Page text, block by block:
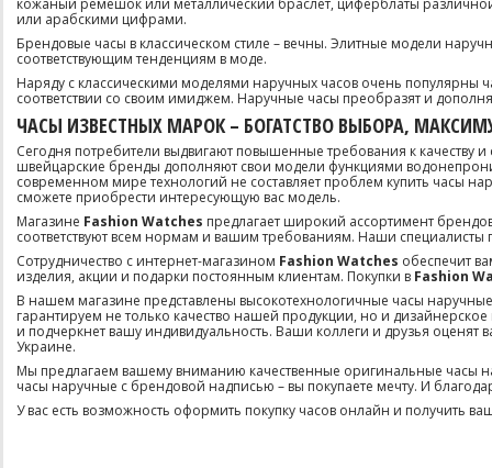
кожаный ремешок или металлический браслет, циферблаты
или арабскими цифрами.
Брендовые часы в классическом стиле – вечны. Элитные модели
соответствующим тенденциям в моде.
Наряду с классическими моделями наручных часов очень популярны
соответствии со своим имиджем. Наручные часы преобразят и
ЧАСЫ ИЗВЕСТНЫХ МАРОК – БОГАТСТВО ВЫБОРА,
Сегодня потребители выдвигают повышенные требования к
швейцарские бренды дополняют свои модели функциями
современном мире технологий не составляет проблем купить часы
сможете приобрести интересующую вас модель.
Магазине Fashion Watches предлагает широкий ассортимент
соответствуют всем нормам и вашим требованиям. Наши
Сотрудничество с интернет-магазином Fashion Watches обеспечит
изделия, акции и подарки постоянным клиентам. Покупки в Fashion
В нашем магазине представлены высокотехнологичные часы
гарантируем не только качество нашей продукции, но и
и подчеркнет вашу индивидуальность. Ваши коллеги и друзья
Украине.
Мы предлагаем вашему вниманию качественные оригинальные часы
часы наручные с брендовой надписью – вы покупаете мечту. И
У вас есть возможность оформить покупку часов онлайн и получить